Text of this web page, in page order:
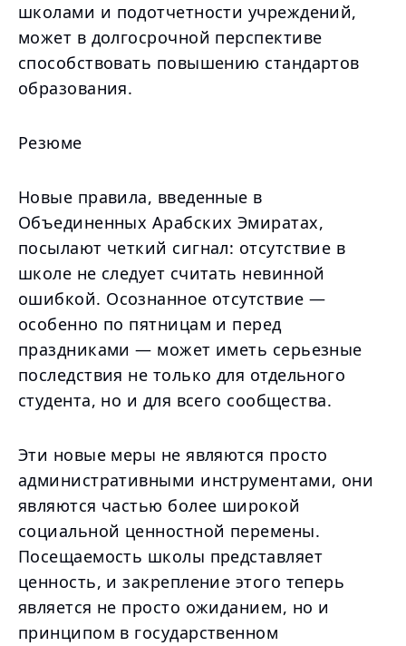
школами и подотчетности учреждений,
может в долгосрочной перспективе
способствовать повышению стандартов
образования.
Резюме
Новые правила, введенные в
Объединенных Арабских Эмиратах,
посылают четкий сигнал: отсутствие в
школе не следует считать невинной
ошибкой. Осознанное отсутствие —
особенно по пятницам и перед
праздниками — может иметь серьезные
последствия не только для отдельного
студента, но и для всего сообщества.
Эти новые меры не являются просто
административными инструментами, они
являются частью более широкой
социальной ценностной перемены.
Посещаемость школы представляет
ценность, и закрепление этого теперь
является не просто ожиданием, но и
принципом в государственном